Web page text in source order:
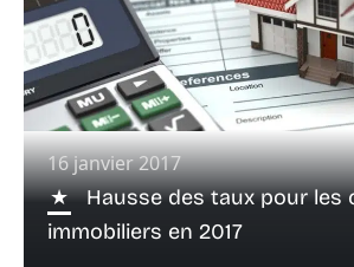
16 janvier 2017
Hausse des taux pour les
immobiliers en 2017